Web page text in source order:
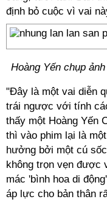
định bỏ cuộc vì vai
Hoàng Yến chụp
"Đây là một vai diễn
trái ngược với tính
thấy một Hoàng Yến
thì vào phim lại là
hưởng bởi một cú
không trọn vẹn được
mác 'bình hoa di
áp lực cho bản thân